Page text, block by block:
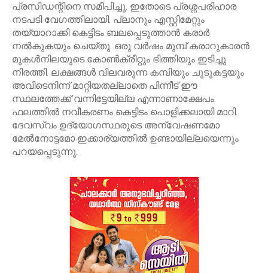
പ്രസിഡന്റിനെ സമീപിച്ചു. ഇതോടെ പ്രശ്നപരിഹാര
നടപടി വേഗത്തിലായി. പ്ലാനും എസ്റ്റിമേറ്റും
തയ്യാറാക്കി കെട്ടിടം ബലപ്പെടുത്താന്‍ കരാര്‍
നല്‍കുകയും ചെയ്തു. ഒരു വര്‍ഷം മുമ്പ് കരാറുകാരന്‍
മുകള്‍നിലയുടെ കോണ്‍ക്രീറ്റും ഭിത്തിയും ഇടിച്ചു
നിരത്തി. ലക്ഷങ്ങള്‍ വിലവരുന്ന കമ്പിയും ചുടുകട്ടയും
അവിടെനിന്ന് മാറ്റിയതല്ലാതെ പിന്നീട് ഈ
സ്ഥലത്തേക്ക് വന്നിട്ടേയില്ല എന്നാണാക്ഷേപം.
ഫലത്തില്‍ നവീകരണം കെട്ടിടം പൊളിക്കലായി മാറി.
ദേവസ്വം ഉദ്യോഗസ്ഥരുടെ അന്വേഷണമോ
മേല്‍നോട്ടമോ ഇക്കാര്യത്തില്‍ ഉണ്ടായില്ലയെന്നും
പറയപ്പെടുന്നു.